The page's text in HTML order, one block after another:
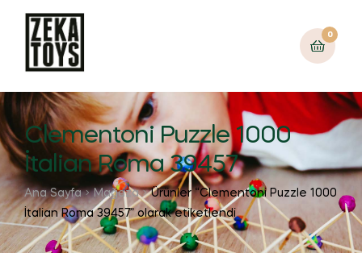
0
Clementoni Puzzle 1000
İtalian Roma 39457
Ana Sayfa Mağaza
Ürünler “Clementoni Puzzle 1000
İtalian Roma 39457” olarak etiketlendi